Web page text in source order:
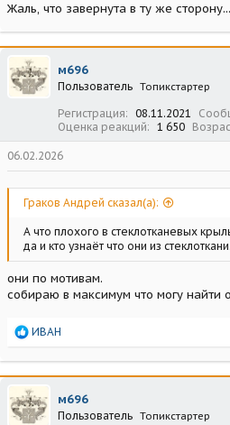
Жаль, что завернута в ту же сторону...
м696
Пользователь Топикстартер
Регистрация 08.11.2021
Оценка реакций
1 650
06.02.2026
Граков Андрей сказал(а):
А что плохого в стеклотканевых
да и кто узнаёт что они из
они по мотивам.
собираю в максимум что могу найти
Р
а
к
ц
и
и
ИВАН
м696
Пользователь Топикстартер